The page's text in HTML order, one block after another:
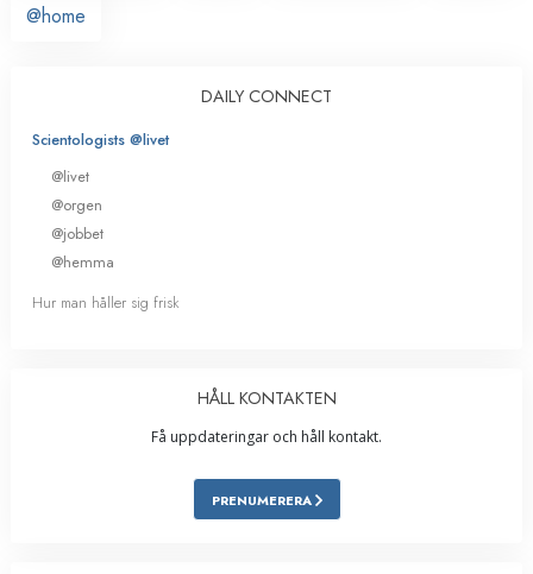
@home
DAILY CONNECT
Scientologists @livet
@livet
@orgen
@jobbet
@hemma
Hur man håller sig frisk
HÅLL KONTAKTEN
Få uppdateringar och håll kontakt.
PRENUMERERA